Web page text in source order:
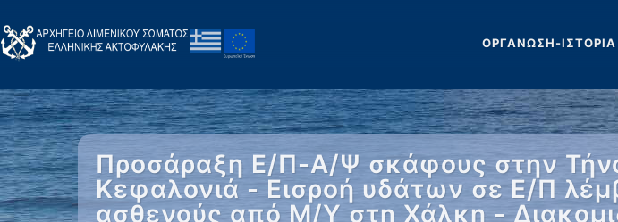
ΟΡΓΑΝΩΣΗ-ΙΣΤΟΡΙΑ
Προσάραξη Ε/Π-Α/Ψ σκάφους στην
Κεφαλονιά - Εισροή υδάτων σε Ε/Π
ασθενούς από Μ/Υ στη Χάλκη -